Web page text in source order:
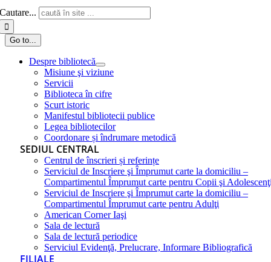
Cautare...
Go to...
Despre bibliotecă
Misiune şi viziune
Servicii
Biblioteca în cifre
Scurt istoric
Manifestul bibliotecii publice
Legea bibliotecilor
Coordonare și îndrumare metodică
SEDIUL CENTRAL
Centrul de înscrieri și referințe
Serviciul de Inscriere şi Împrumut carte la domiciliu –
Compartimentul Împrumut carte pentru Copii şi
Serviciul de Inscriere şi Împrumut carte la domiciliu –
Compartimentul Împrumut carte pentru Adulţi
American Corner Iaşi
Sala de lectură
Sala de lectură periodice
Serviciul Evidenţă, Prelucrare, Informare Bibliografică
FILIALE